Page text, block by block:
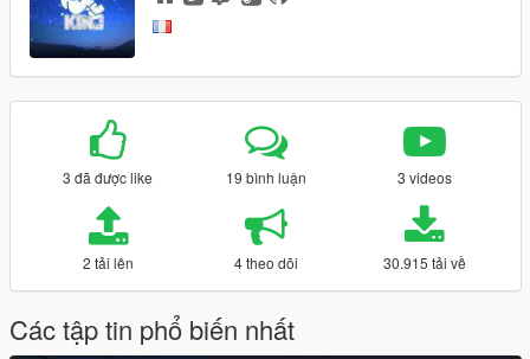
3 đã được like 19 bình luận 3 videos
2 tải lên 4 theo dõi 30.915 tải về
Các tập tin phổ biến nhất